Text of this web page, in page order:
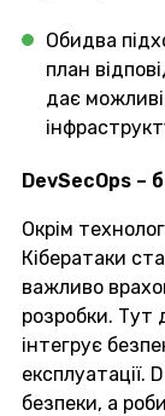
Обидва
план
дає
DevSecOps –
Окрім
Кібератаки
важливо
розробки. Тут
інтегрує
експлуатації.
безпеки, а